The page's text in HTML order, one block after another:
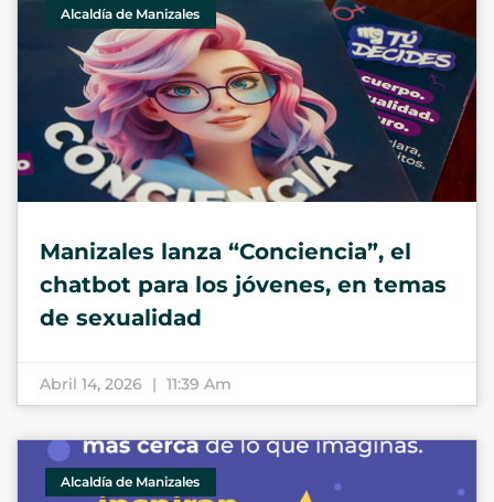
Alcaldía de Manizales
Manizales lanza “Conciencia”, el
chatbot para los jóvenes, en temas
de sexualidad
Abril 14, 2026 11:39 Am
Alcaldía de Manizales